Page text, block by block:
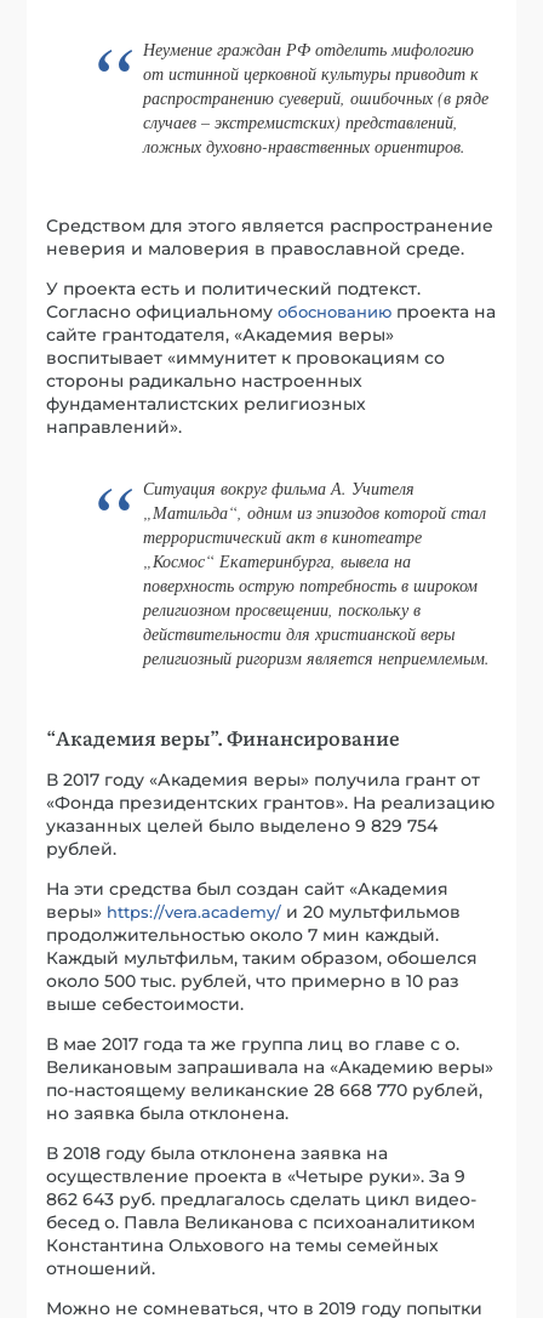
Неумение граждан РФ отделить мифологию
от истинной церковной культуры приводит к
распространению суеверий, ошибочных (в ряде
случаев – экстремистских) представлений,
ложных духовно-нравственных ориентиров.
Средством для этого является распространение
неверия и маловерия в православной среде.
У проекта есть и политический подтекст.
Согласно официальномуобоснованию проекта на
сайте грантодателя, «Академия веры»
воспитывает «иммунитет к провокациям со
стороны радикально настроенных
фундаменталистских религиозных
направлений».
Ситуация вокруг фильма А. Учителя
„Матильда“, одним из эпизодов которой стал
террористический акт в кинотеатре
„Космос“ Екатеринбурга, вывела на
поверхность острую потребность в широком
религиозном просвещении, поскольку в
действительности для христианской веры
религиозный ригоризм является неприемлемым.
“Академия веры”. Финансирование
В 2017 году «Академия веры» получила грант от
«Фонда президентских грантов». На реализацию
указанных целей было выделено 9 829 754
рублей.
На эти средства был создан сайт «Академия
веры» https://vera.academy/ и 20 мультфильмов
продолжительностью около 7 мин каждый.
Каждый мультфильм, таким образом, обошелся
около 500 тыс. рублей, что примерно в 10 раз
выше себестоимости.
В мае 2017 года та же группа лиц во главе с о.
Великановым запрашивала на «Академию веры»
по-настоящему великанские 28 668 770 рублей,
но заявка была отклонена.
В 2018 году была отклонена заявка на
осуществление проекта в «Четыре руки». За 9
862 643 руб. предлагалось сделать цикл видео-
бесед о. Павла Великанова с психоаналитиком
Константина Ольхового на темы семейных
отношений.
Можно не сомневаться, что в 2019 году попытки